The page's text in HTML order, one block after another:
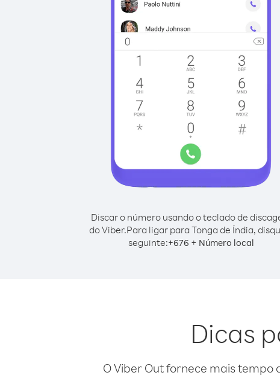
Discar o número usando o teclado de
do Viber.Para ligar para Tonga de Índia,
seguinte:+676 + Número local
Dicas
O Viber Out fornece mais tempo